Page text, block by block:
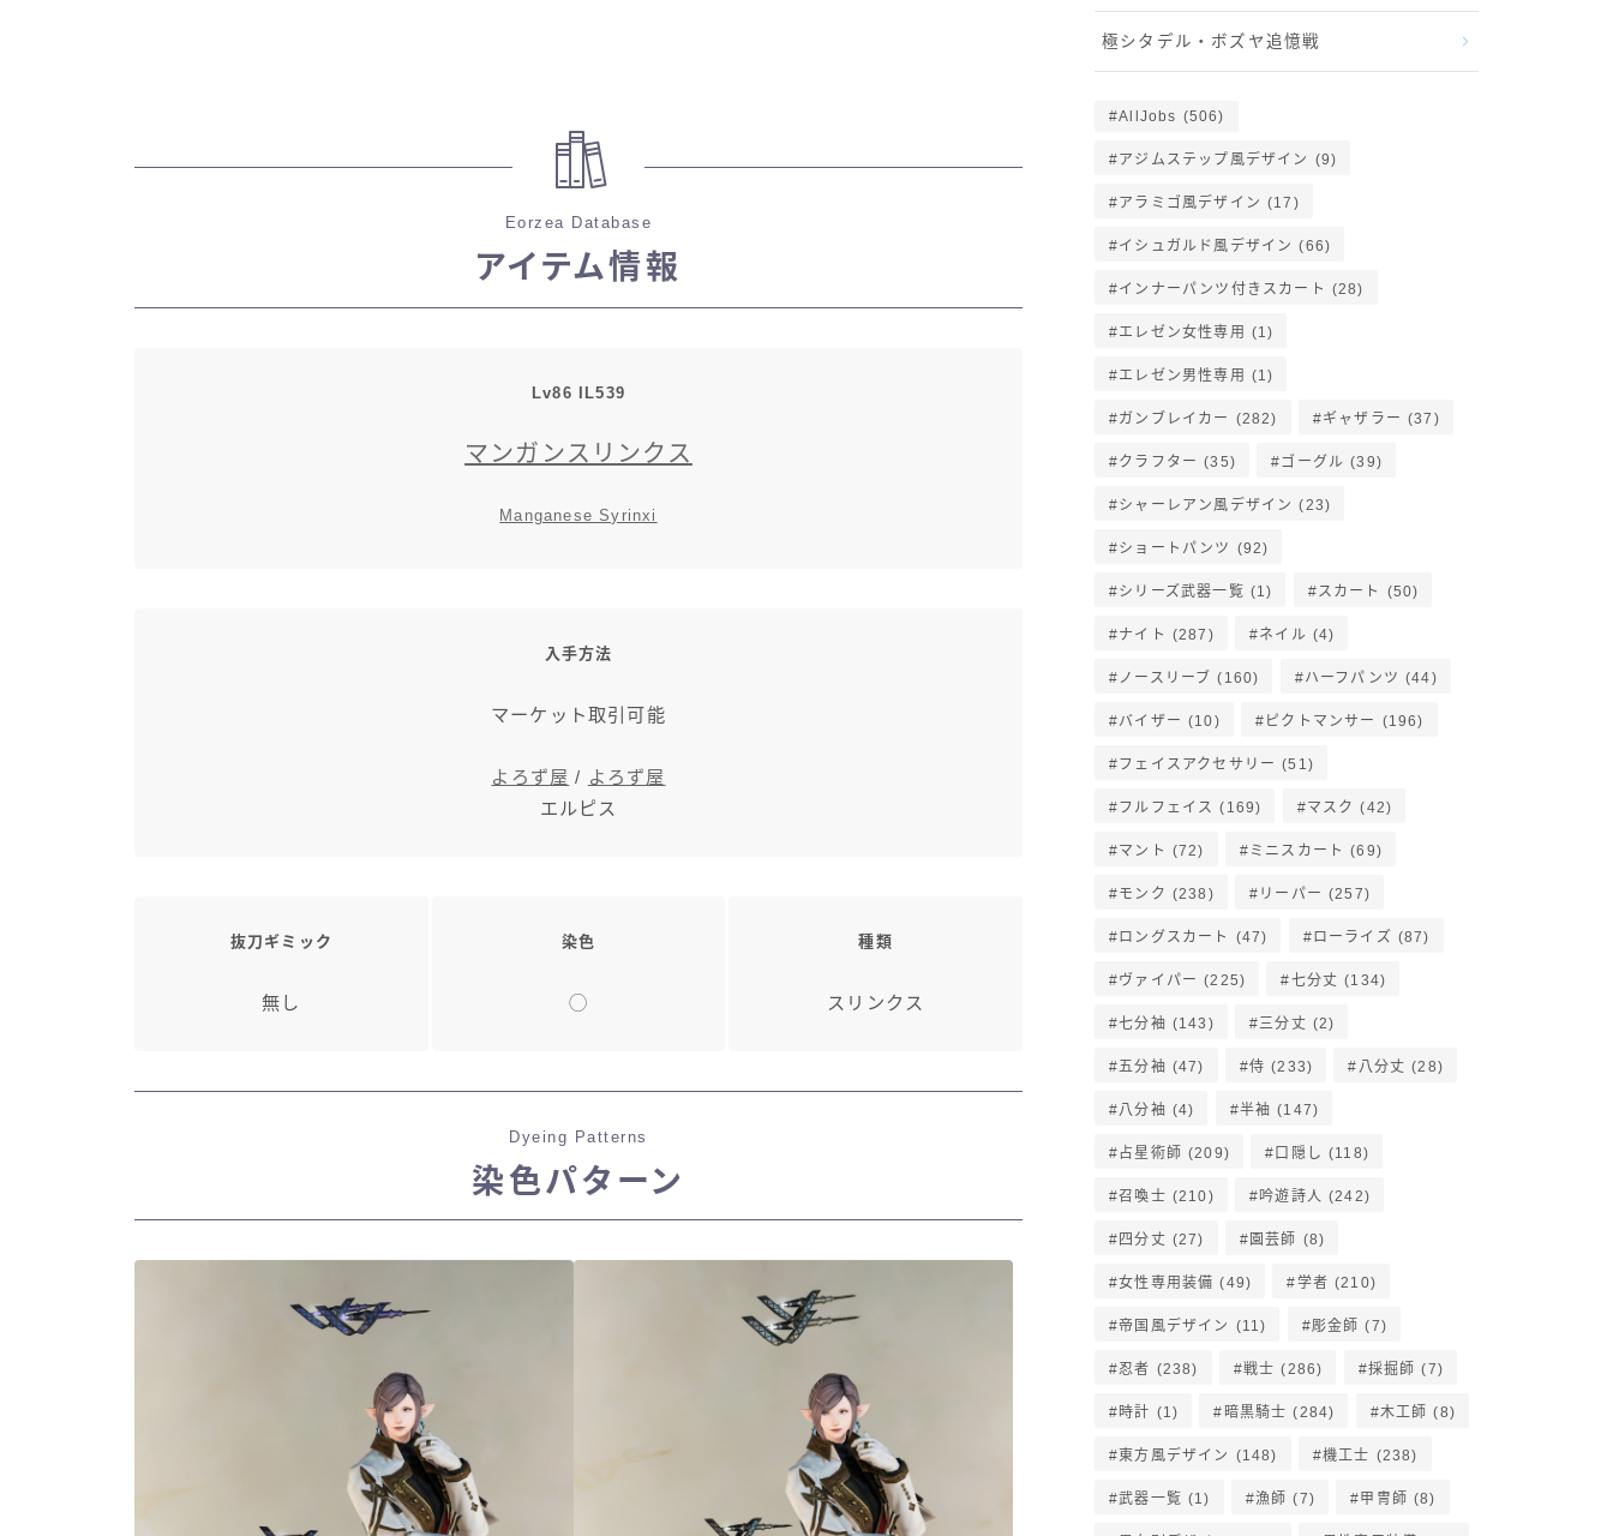
Eorzea Database
アイテム情報
Lv86 IL539
マンガンスリンクス
Manganese Syrinxi
入手方法
マーケット取引可能
よろず屋 / よろず屋
エルピス
抜刀ギミック
無し
染色
◯
種類
スリンクス
Dyeing Patterns
染色パターン
極シタデル・ボズヤ追憶戦
AllJobs (506)
アジムステップ風デザイン (9)
アラミゴ風デザイン (17)
イシュガルド風デザイン (66)
インナーパンツ付きスカート (28)
エレゼン女性専用 (1)
エレゼン男性専用 (1)
ガンブレイカー (282) ギャザラー (37)
クラフター (35) ゴーグル (39)
シャーレアン風デザイン (23)
ショートパンツ (92)
シリーズ武器一覧 (1) スカート (50)
ナイト (287) ネイル (4)
ノースリーブ (160) ハーフパンツ (44)
バイザー (10) ピクトマンサー (196)
フェイスアクセサリー (51)
フルフェイス (169) マスク (42)
マント (72) ミニスカート (69)
モンク (238) リーパー (257)
ロングスカート (47) ローライズ (87)
ヴァイパー (225) 七分丈 (134)
七分袖 (143) 三分丈 (2)
五分袖 (47) 侍 (233) 八分丈 (28)
八分袖 (4) 半袖 (147)
占星術師 (209) 口隠し (118)
召喚士 (210) 吟遊詩人 (242)
四分丈 (27) 園芸師 (8)
女性専用装備 (49) 学者 (210)
帝国風デザイン (11) 彫金師 (7)
忍者 (238) 戦士 (286) 採掘師 (7)
時計 (1) 暗黒騎士 (284) 木工師 (8)
東方風デザイン (148) 機工士 (238)
武器一覧 (1) 漁師 (7) 甲冑師 (8)